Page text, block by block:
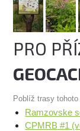
PRO
Poblíž trasy
Ramzovske
CPMRB #1